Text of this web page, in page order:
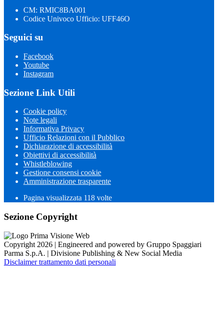
CM: RMIC8BA001
Codice Univoco Ufficio: UFF46O
Seguici su
Facebook
Youtube
Instagram
Sezione Link Utili
Cookie policy
Note legali
Informativa Privacy
Ufficio Relazioni con il Pubblico
Dichiarazione di accessibilità
Obiettivi di accessibilità
Whistleblowing
Gestione consensi cookie
Amministrazione trasparente
Pagina visualizzata 118 volte
Sezione Copyright
Copyright 2026 | Engineered and powered by Gruppo Spaggiari
Parma S.p.A. | Divisione Publishing & New Social Media
Disclaimer trattamento dati personali